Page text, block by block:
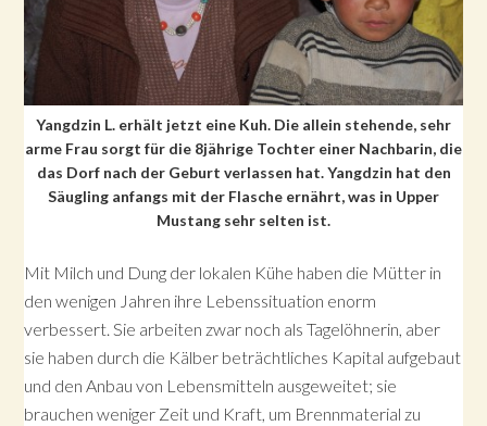
Yangdzin L. erhält jetzt eine Kuh. Die allein stehende, sehr
arme Frau sorgt für die 8jährige Tochter einer Nachbarin, die
das Dorf nach der Geburt verlassen hat. Yangdzin hat den
Säugling anfangs mit der Flasche ernährt, was in Upper
Mustang sehr selten ist.
Mit Milch und Dung der lokalen Kühe haben die Mütter in
den wenigen Jahren ihre Lebenssituation enorm
verbessert. Sie arbeiten zwar noch als Tagelöhnerin, aber
sie haben durch die Kälber beträchtliches Kapital aufgebaut
und den Anbau von Lebensmitteln ausgeweitet; sie
brauchen weniger Zeit und Kraft, um Brennmaterial zu